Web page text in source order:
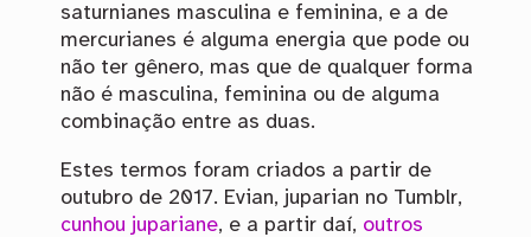
saturnianes masculina e feminina, e a de
mercurianes é alguma energia que pode ou
não ter gênero, mas que de qualquer forma
não é masculina, feminina ou de alguma
combinação entre as duas.
Estes termos foram criados a partir de
outubro de 2017. Evian, juparian no Tumblr,
cunhou jupariane, e a partir daí, outros